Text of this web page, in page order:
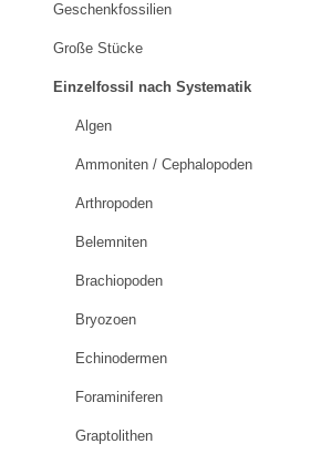
Geschenkfossilien
Große Stücke
Einzelfossil nach Systematik
Algen
Ammoniten / Cephalopoden
Arthropoden
Belemniten
Brachiopoden
Bryozoen
Echinodermen
Foraminiferen
Graptolithen